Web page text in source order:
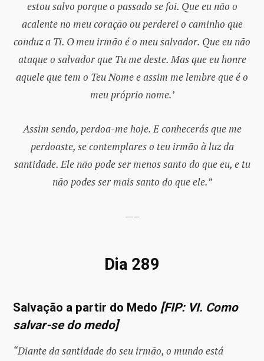
estou salvo porque o passado se foi. Que eu não o
acalente no meu coração ou perderei o caminho que
conduz a Ti. O meu irmão é o meu salvador. Que eu não
ataque o salvador que Tu me deste. Mas que eu honre
aquele que tem o Teu Nome e assim me lembre que é o
meu próprio nome.’
Assim sendo, perdoa-me hoje. E conhecerás que me
perdoaste, se contemplares o teu irmão à luz da
santidade. Ele não pode ser menos santo do que eu, e tu
não podes ser mais santo do que ele.”
—–
Dia 289
Salvação a partir do Medo [FIP: VI. Como
salvar-se do medo]
“Diante da santidade do seu irmão, o mundo está